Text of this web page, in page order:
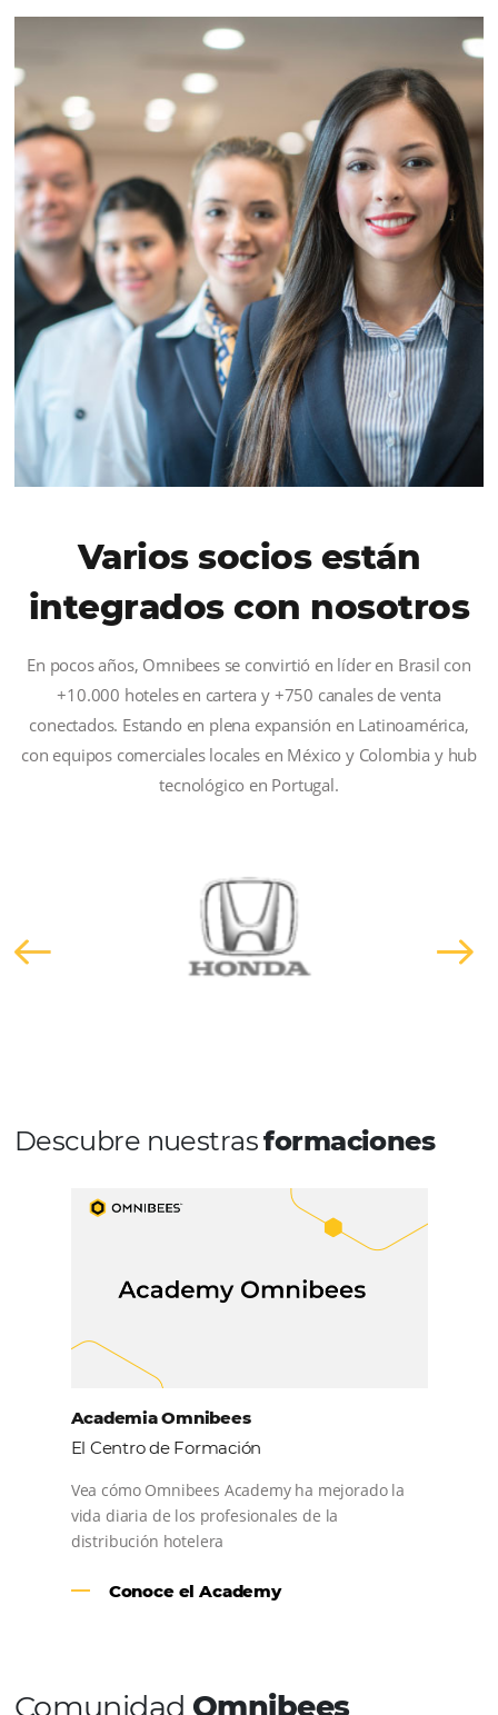
Omnibees es la empresa de tecnología número
distribución hotelera.
La certificaciónen el
garantiza la prueba de conocimiento en
hotelera y la capacidad de manejar las soluciones
Omnibees.
Inscribe a tu equipo:Los profesionales que
curso de Academy Omnibees mejoran la gestión
canales y reservas en los hoteles y posadas donde
trabajan.
En pocos años, Omnibees se convirtió en líder en
+10.000 hoteles en cartera y +750 canales de
conectados. Estando en plena expansión en
con equipos comerciales locales en México y